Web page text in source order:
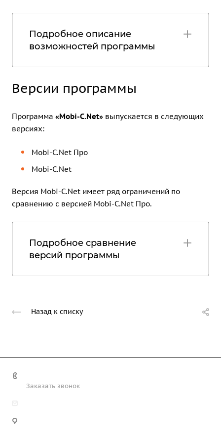
Подробное описание
возможностей программы
Версии программы
Программа «Mobi-C.Net» выпускается в следующих
версиях:
Mobi-C.Net Про
Mobi-C.Net
Версия Mobi-C.Net имеет ряд ограничений по
сравнению с версией Mobi-C.Net Про.
Подробное сравнение
версий программы
Назад к списку
Заказать звонок